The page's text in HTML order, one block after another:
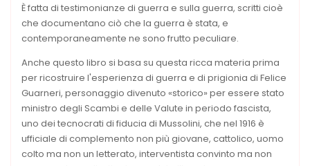
È fatta di testimonianze di guerra e sulla guerra, scritti cioè
che documentano ciò che la guerra è stata, e
contemporaneamente ne sono frutto peculiare.
Anche questo libro si basa su questa ricca materia prima
per ricostruire l'esperienza di guerra e di prigionia di Felice
Guarneri, personaggio divenuto «storico» per essere stato
ministro degli Scambi e delle Valute in periodo fascista,
uno dei tecnocrati di fiducia di Mussolini, che nel 1916 è
ufficiale di complemento non più giovane, cattolico, uomo
colto ma non un letterato, interventista convinto ma non